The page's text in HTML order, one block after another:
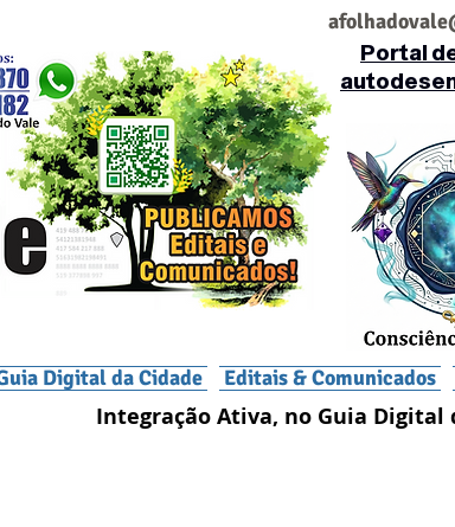
af
Portal
Digital da Cidade Editais & Comunicados
Integração Ativa, no Guia Digital